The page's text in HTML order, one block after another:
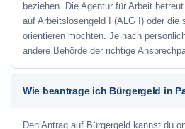
beziehen. Die Agentur für Arbeit
auf Arbeitslosengeld I (ALG I) oder die
orientieren möchten. Je nach
andere Behörde der richtige
Wie beantrage ich Bürgergeld in
Den Antrag auf Bürgergeld kannst du